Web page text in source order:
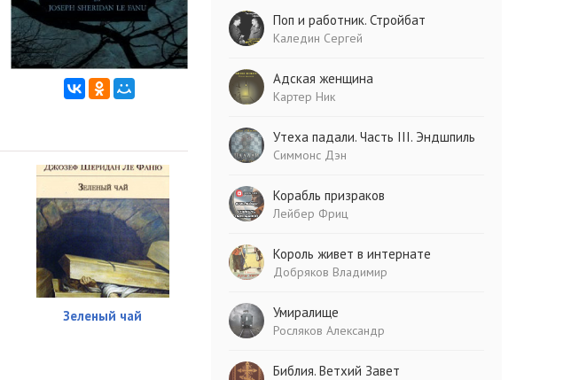
Зеленый чай
Поп и работник. Стройбат
Каледин Сергей
Адская женщина
Картер Ник
Утеха падали. Часть III. Эндшпиль
Симмонс Дэн
Корабль призраков
Лейбер Фриц
Король живет в интернате
Добряков Владимир
Умиралище
Росляков Александр
Библия. Ветхий Завет